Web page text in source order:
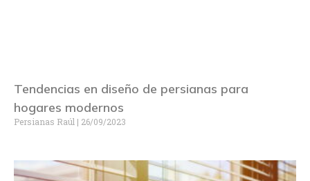
Tendencias en diseño de persianas para
hogares modernos
Persianas Raúl 26/09/2023